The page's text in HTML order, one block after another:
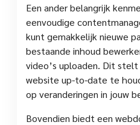
Een ander belangrijk
eenvoudige
kunt gemakkelijk nieuwe
bestaande inhoud
video’s uploaden. Dit
website up-to-date te
op veranderingen in jouw
Bovendien biedt een